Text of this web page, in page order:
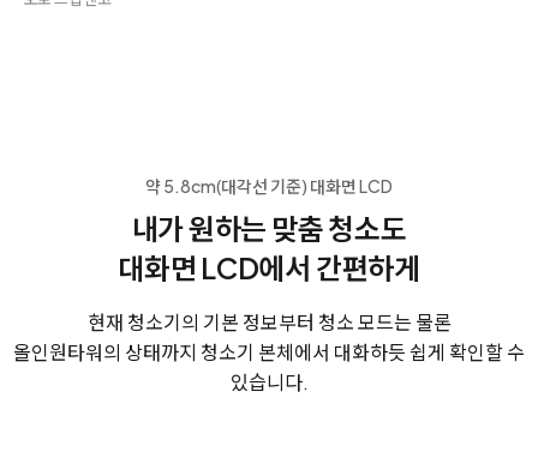
약 5.8cm(대각선 기준) 대화면 LCD
내가 원하는 맞춤 청소도
대화면 LCD에서 간편하게
현재 청소기의 기본 정보부터 청소 모드는 물론
올인원타워의 상태까지 청소기 본체에서 대화하듯 쉽게 확인할 수
있습니다.